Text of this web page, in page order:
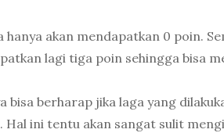
akan mendapatkan 0 poin.
lagi tiga poin sehingga bisa
bisa berharap jika laga yang
Hal ini tentu akan sangat sulit